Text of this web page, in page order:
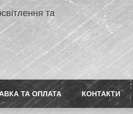
та
ТА ОПЛАТА КОНТАКТИ